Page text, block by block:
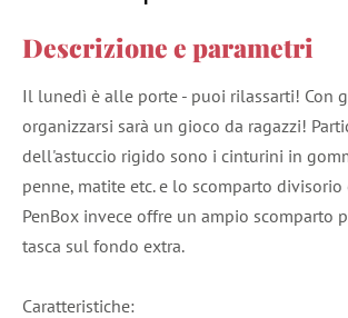
Descrizione e parametri
Il lunedì è alle porte - puoi rilassarti! Con
organizzarsi sarà un gioco da ragazzi!
dell'astuccio rigido sono i cinturini in
penne, matite etc. e lo scomparto divisorio
PenBox invece offre un ampio scomparto
tasca sul fondo extra.
Caratteristiche: